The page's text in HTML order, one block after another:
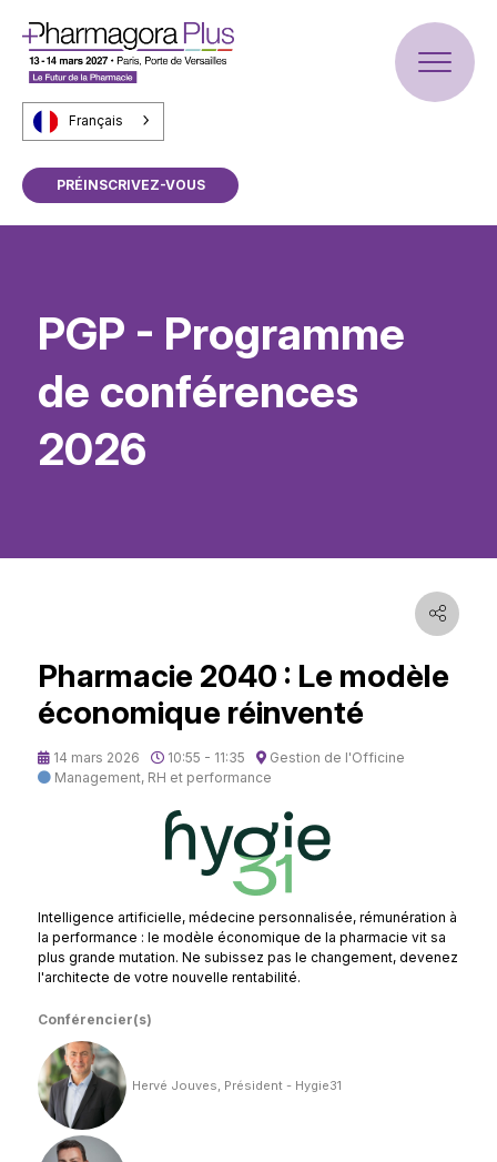
Français
PRÉINSCRIVEZ-VOUS
PGP - Programme
de conférences
2026
Pharmacie 2040 : Le modèle
économique réinventé
14 mars 2026 10:55 - 11:35
Gestion de l'Officine
Management, RH et performance
Intelligence artificielle, médecine personnalisée, rémunération à
la performance : le modèle économique de la pharmacie vit sa
plus grande mutation. Ne subissez pas le changement, devenez
l'architecte de votre nouvelle rentabilité.
Conférencier(s)
Hervé Jouves, Président - Hygie31